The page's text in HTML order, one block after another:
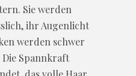
Sie werden
ihr Augenlicht
werden schwer
Spannkraft